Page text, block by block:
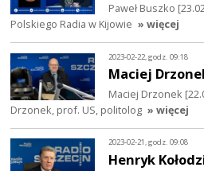
Paweł Buszko
Polskiego Radia w Kijowie » więcej
2023-02-22, godz. 09:18
Maciej
Maciej Drzonek
Drzonek, prof. US, politolog » więcej
2023-02-21, godz. 09:08
Henryk